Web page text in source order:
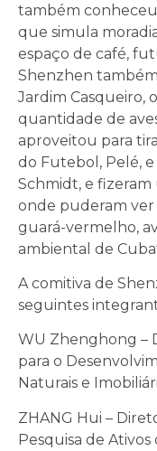
também
que simula
espaço de café,
Shenzhen
Jardim Casqueiro,
quantidade de
aproveitou para
do Futebol, Pelé,
Schmidt, e fizeram
onde puderam
guará-vermelho,
ambiental de
A comitiva de
seguintes
WU Zhenghong –
para o
Naturais e
ZHANG Hui –
Pesquisa de